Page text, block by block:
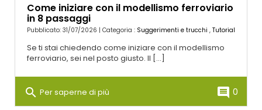
Come iniziare con il modellismo ferroviario
in 8 passaggi
Pubblicato: 31/07/2026 | Categoria : Suggerimenti e trucchi , Tutorial
Se ti stai chiedendo come iniziare con il modellismo
ferroviario, sei nel posto giusto. Il [...]
search Per saperne di più comment 0